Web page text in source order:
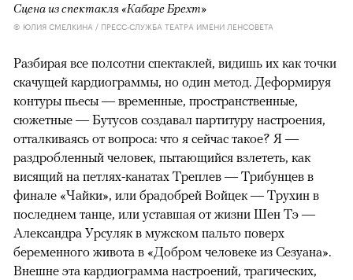
Сцена из спектакля «Кабаре Брехт»
© ЮЛИЯ СМЕЛКИНА / ПРЕСС-СЛУЖБА ТЕАТРА ИМЕНИ ЛЕНСОВЕТА
Разбирая все полсотни спектаклей, видишь их как точки
скачущей кардиограммы, но один метод. Деформируя
контуры пьесы — временные, пространственные,
сюжетные — Бутусов создавал партитуру настроения,
отталкиваясь от вопроса: что я сейчас такое? Я —
раздробленный человек, пытающийся взлететь, как
висящий на петлях-канатах Треплев — Трибунцев в
финале «Чайки», или брадобрей Войцек — Трухин в
последнем танце, или уставшая от жизни Шен Тэ —
Александра Урсуляк в мужском пальто поверх
беременного живота в «Добром человеке из Сезуана».
Внешне эта кардиограмма настроений, трагических,